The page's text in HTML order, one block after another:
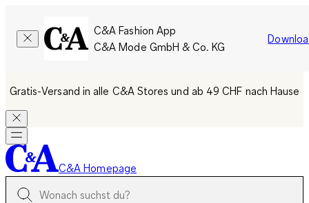
C&A Fashion App
C&A Mode GmbH & Co. KG
Gratis-Versand in alle C&A Stores und ab 49 CHF nach Hause
C&A Homepage